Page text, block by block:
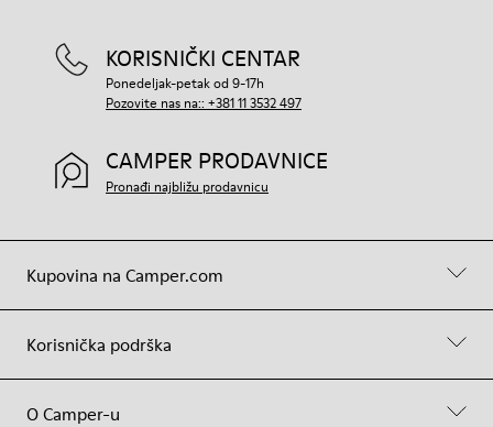
Kupovina na Camper.com
Korisnička podrška
O Camper-u
KORISNIČKI CENTAR
Ponedeljak-petak od 9-17h
Pozovite nas na:: +381 11 3532 497
CAMPER PRODAVNICE
Pronađi najbližu prodavnicu